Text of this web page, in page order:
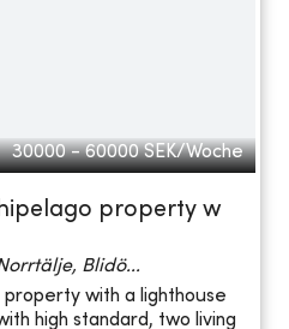
30000 - 60000 SEK/Woche
property w
Blidö...
with a lighthouse
high standard, two living